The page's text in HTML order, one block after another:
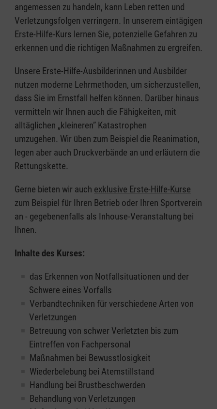
angemessen zu handeln, kann Leben retten und
Verletzungsfolgen verringern. In unserem eintägigen
Erste-Hilfe-Kurs lernen Sie, potenzielle Gefahren zu
erkennen und die richtigen Maßnahmen zu ergreifen.
Unsere Erste-Hilfe-Ausbilderinnen und Ausbilder
nutzen moderne Lehrmethoden, um sicherzustellen,
dass Sie im Ernstfall helfen können. Darüber hinaus
vermitteln wir Ihnen auch die Fähigkeiten, mit
alltäglichen „kleineren” Katastrophen
umzugehen. Wir üben zum Beispiel die Reanimation,
legen aber auch Druckverbände an und erläutern die
Rettungskette.
Gerne bieten wir auch exklusive Erste-Hilfe-Kurse
zum Beispiel für Ihren Betrieb oder Ihren Sportverein
an - gegebenenfalls als Inhouse-Veranstaltung bei
Ihnen.
Inhalte des Kurses:
das Erkennen von Notfallsituationen und der
Schwere eines Vorfalls
Verbandtechniken für verschiedene Arten von
Verletzungen
Betreuung von schwer Verletzten bis zum
Eintreffen von Fachpersonal
Maßnahmen bei Bewusstlosigkeit
Wiederbelebung bei Atemstillstand
Handlung bei Brustbeschwerden
Behandlung von Verletzungen